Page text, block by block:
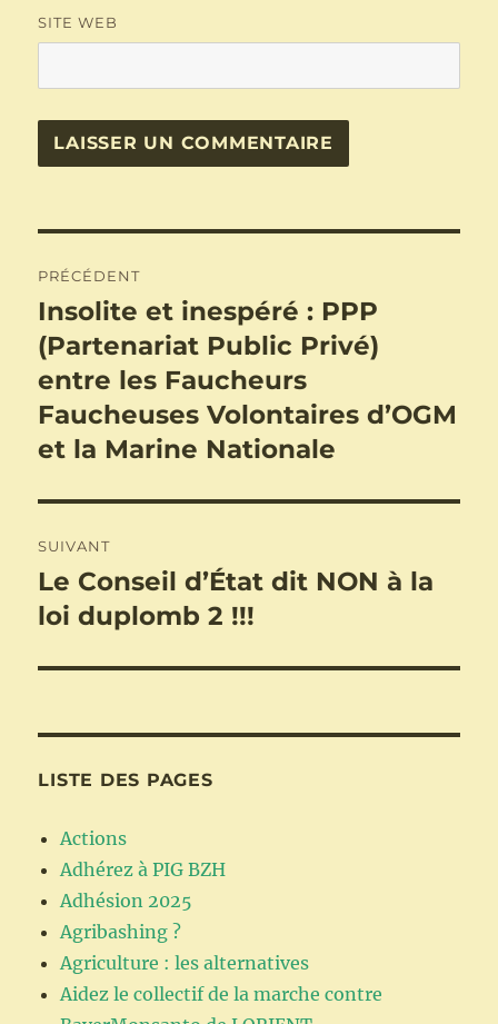
SITE WEB
de
l’article
PRÉCÉDENT
Publication
précédente :
Insolite et inespéré : PPP
(Partenariat Public Privé)
entre les Faucheurs
Faucheuses Volontaires d’OGM
et la Marine Nationale
SUIVANT
Publication
suivante :
Le Conseil d’État dit NON à la
loi duplomb 2 !!!
LISTE DES PAGES
Actions
Adhérez à PIG BZH
Adhésion 2025
Agribashing ?
Agriculture : les alternatives
Aidez le collectif de la marche contre